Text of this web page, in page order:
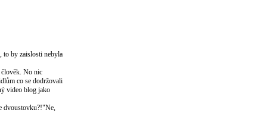
to by zaislosti nebyla
člověk. No nic
co se dodržovali
video blog jako
dvoustovku?!"Ne,